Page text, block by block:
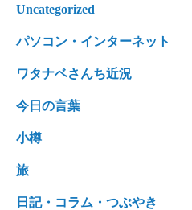
Uncategorized
パソコン・インターネット
ワタナベさんち近況
今日の言葉
小樽
旅
日記・コラム・つぶやき